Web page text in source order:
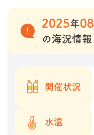
2025年08
の海況情報
開催状況
水温